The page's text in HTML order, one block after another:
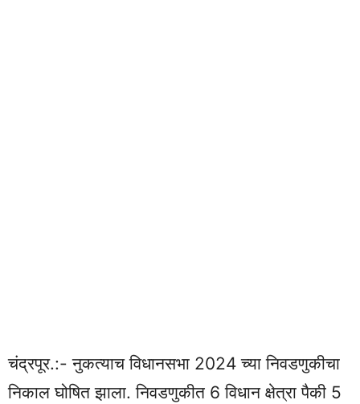
चंद्रपूर.:- नुकत्याच विधानसभा 2024 च्या निवडणुकीचा
निकाल घोषित झाला. निवडणुकीत 6 विधान क्षेत्रा पैकी 5